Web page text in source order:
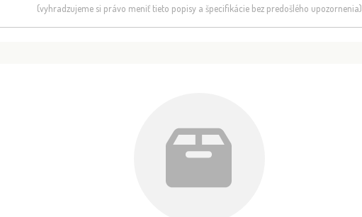
(vyhradzujeme si právo meniť tieto popisy a špecifikácie bez predošlého upozornenia)